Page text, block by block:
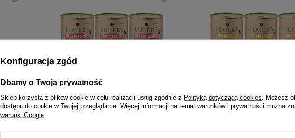
Konfiguracja zgód
Dbamy o Twoją prywatność
Sklep korzysta z plików cookie w celu realizacji usług zgodnie z Polityką dotyczącą cookies . Możesz
dostępu do cookie w Twojej przeglądarce. Więcej informacji na temat warunków i prywatności można
warunki Google